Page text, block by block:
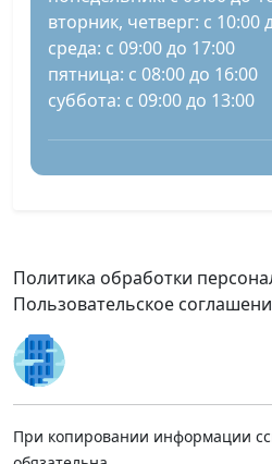
вторник, четверг: с 10:00
среда: с 09:00 до 17:00
пятница: с 08:00 до 16:00
суббота: с 09:00 до 13:00
Политика обработки
Пользовательское
При копировании информации